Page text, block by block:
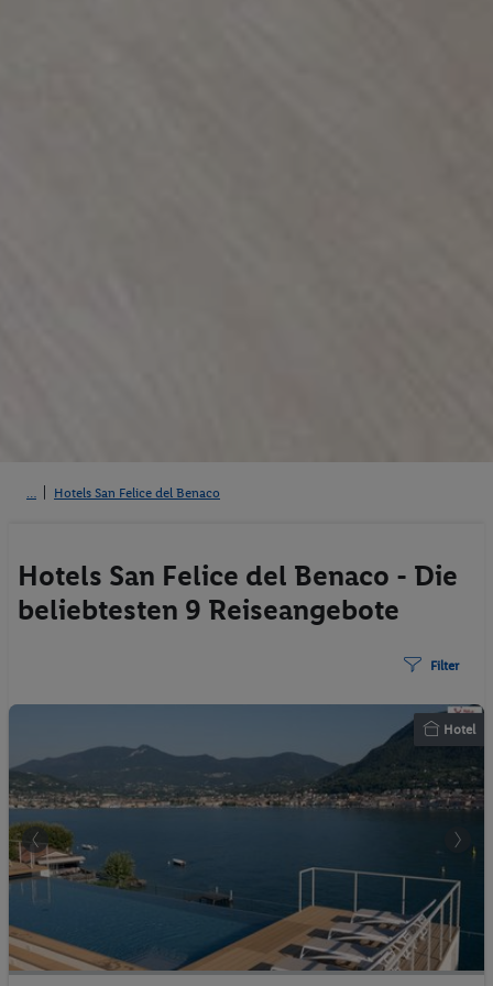
Hotels San Felice del Benaco
Hotels San Felice del Benaco - Die
beliebtesten 9 Reiseangebote
Filter
Hotel